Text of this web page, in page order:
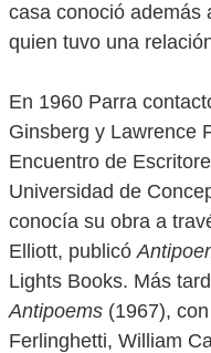
casa conoció además
quien tuvo una
En 1960 Parra
Ginsberg y Lawrence
Encuentro de
Universidad de
conocía su obra a
Elliott, publicó
Lights Books. Más
Antipoems (1967),
Ferlinghetti, William